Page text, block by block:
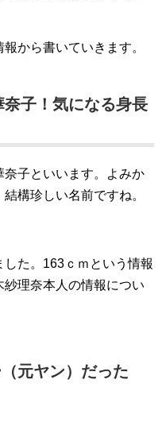
から書いていきます。
子！気になる身長
子といいます。よみか
構珍しい名前ですね。
た。163ｃｍという情報
理奈本人の情報につい
元ヤン）だった